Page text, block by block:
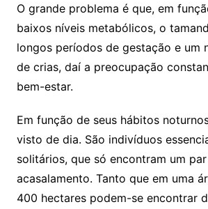
O grande problema é que, em
baixos níveis metabólicos, o
longos períodos de gestação e um
de crias, daí a preocupação
bem-estar.
Em função de seus hábitos
visto de dia. São indivíduos
solitários, que só encontram um
acasalamento. Tanto que em uma
400 hectares podem-se encontrar